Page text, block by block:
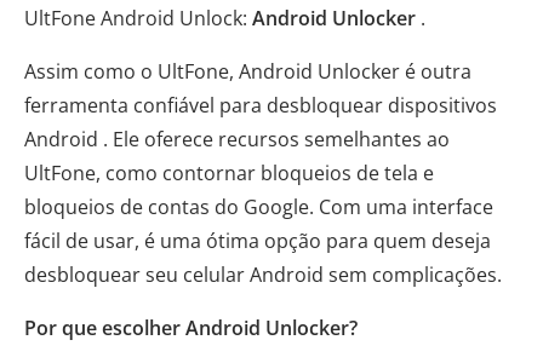
UltFone Android Unlock: Android Unlocker .
Assim como o UltFone, Android Unlocker é outra
ferramenta confiável para desbloquear dispositivos
Android . Ele oferece recursos semelhantes ao
UltFone, como contornar bloqueios de tela e
bloqueios de contas do Google. Com uma interface
fácil de usar, é uma ótima opção para quem deseja
desbloquear seu celular Android sem complicações.
Por que escolher Android Unlocker?